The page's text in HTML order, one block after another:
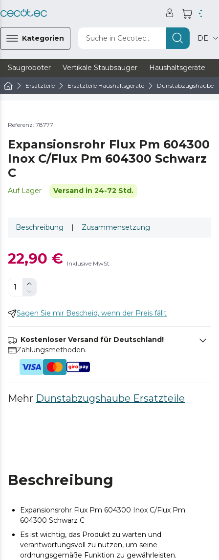
Kategorien Suche in Cecotec... DE
Saugroboter Vertikale Staubsauger Haushaltsgeräte
Ersatzteile Ersatzteile Haushaltsgeräte Dunstabzugshaube
Referenz: 78777
Expansionsrohr Flux Pm 604300
Inox C/Flux Pm 604300 Schwarz
C
Auf Lager Versand in 24-72 Std.
Beschreibung | Zusammensetzung
22,90 € Inklusive MwSt.
Sagen Sie mir Bescheid, wenn der Preis fällt
Kostenloser Versand für Deutschland!
Zahlungsmethoden.
Mehr Dunstabzugshaube Ersatzteile
Beschreibung
Expansionsrohr Flux Pm 604300 Inox C/Flux Pm
604300 Schwarz C
Es ist wichtig, das Produkt zu warten und
verantwortungsvoll zu nutzen, um seine
ordnungsgemäße Funktion zu gewährleisten.